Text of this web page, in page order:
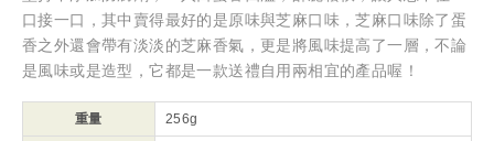
口接一口，其中賣得最好的是原味與芝麻口味，芝麻口味除了蛋
香之外還會帶有淡淡的芝麻香氣，更是將風味提高了一層，不論
是風味或是造型，它都是一款送禮自用兩相宜的產品喔！
重量 256g